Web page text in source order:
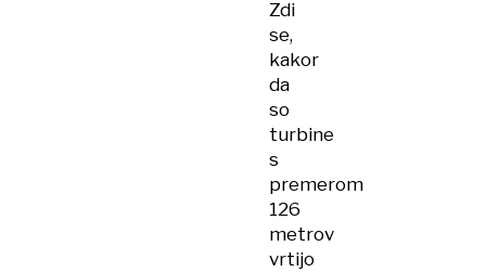
Zdi
se,
kakor
da
so
turbine
s
premerom
126
metrov
vrtijo